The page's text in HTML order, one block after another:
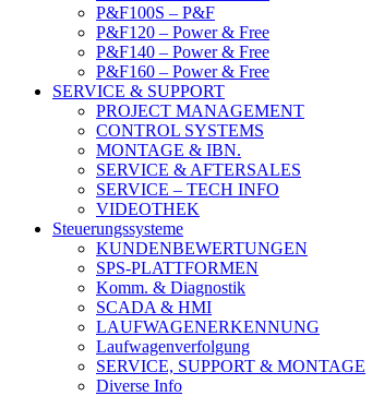
P&F100S – P&F
P&F120 – Power & Free
P&F140 – Power & Free
P&F160 – Power & Free
SERVICE & SUPPORT
PROJECT MANAGEMENT
CONTROL SYSTEMS
MONTAGE & IBN.
SERVICE & AFTERSALES
SERVICE – TECH INFO
VIDEOTHEK
Steuerungssysteme
KUNDENBEWERTUNGEN
SPS-PLATTFORMEN
Komm. & Diagnostik
SCADA & HMI
LAUFWAGENERKENNUNG
Laufwagenverfolgung
SERVICE, SUPPORT & MONTAGE
Diverse Info